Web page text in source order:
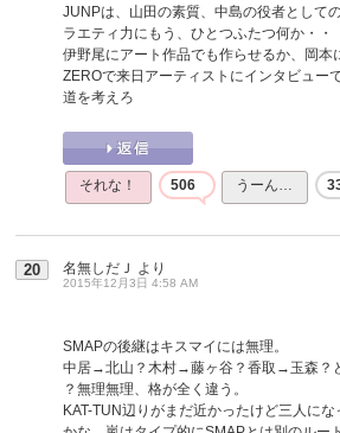
JUNPは、山田の素質、中島の役者として
ラエティ力にもう、ひとつふたつ何か・・
伊野尾にアート作品でも作らせるか、岡本
ZEROで来日アーティストにインタビュー
道を考えろ
それな！ 506 うーん…
20 名無しだＪ より
2015年12月3日 4:58 AM
SMAPの後継はキスマイには無理。
中居→北山？木村→藤ヶ谷？香取→玉森？
？無理無理、格が全く違う。
KAT-TUN辺りがまだ近かったけど三人に